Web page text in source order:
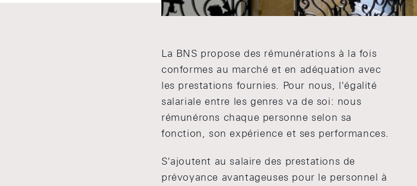
La BNS propose des rémunérations à la fois
conformes au marché et en adéquation avec
les prestations fournies. Pour nous, l'égalité
salariale entre les genres va de soi: nous
rémunérons chaque personne selon sa
fonction, son expérience et ses performances.
S'ajoutent au salaire des prestations de
prévoyance avantageuses pour le personnel à